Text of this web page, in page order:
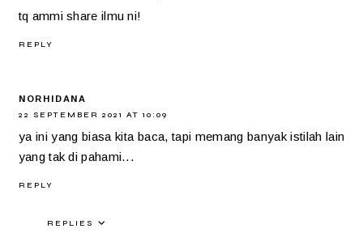
tq ammi share ilmu ni!
REPLY
NORHIDANA
22 SEPTEMBER 2021 AT 10:09
ya ini yang biasa kita baca, tapi memang banyak istilah lain
yang tak di pahami...
REPLY
REPLIES